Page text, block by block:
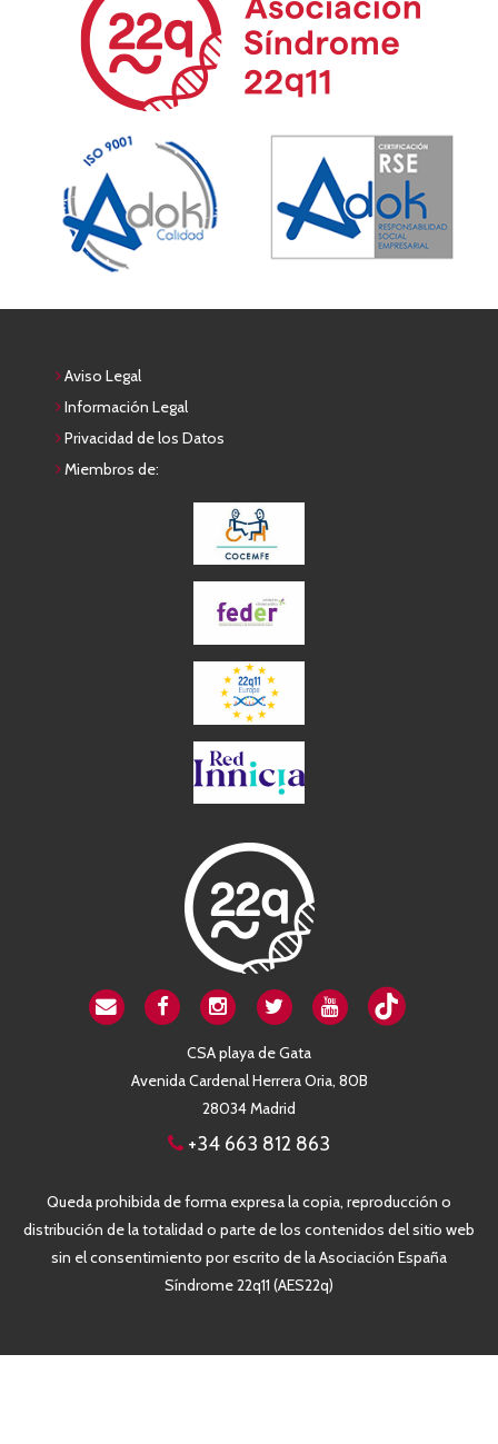
Aviso Legal
Información Legal
Privacidad de los Datos
Miembros de:
CSA playa de Gata
Avenida Cardenal Herrera Oria, 80B
28034 Madrid
+34 663 812 863
Queda prohibida de forma expresa la copia, reproducción o
distribución de la totalidad o parte de los contenidos del sitio web
sin el consentimiento por escrito de la Asociación España
Síndrome 22q11 (AES22q)